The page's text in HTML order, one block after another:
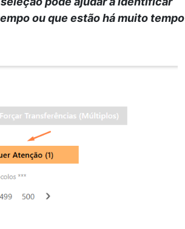
ou que estão há muito tempo